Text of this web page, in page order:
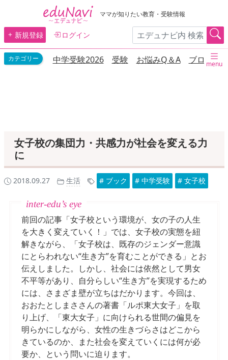
ママが知りたい教育・受験情報
新規登録 ログイン
中学受験2026 受験 お悩みQ＆A ブログmenu
女子校の集団力・共感力が社会を変える力
に
2018.09.27 生活 # ブック # 中学受験 # 女子校
前回の記事「女子校という環境が、女の子の人生
を大きく変えていく！」では、女子校の実態を紐
解きながら、「女子校は、既存のジェンダー意識
にとらわれない“生き方”を育むことができる」とお
伝えしました。しかし、社会には依然として男女
不平等があり、自分らしい“生き方”を実現するため
には、さまざま壁が立ちはだかります。今回は、
おおたとしまささんの著書「ルポ東大女子」を取
り上げ、「東大女子」に向けられる世間の偏見を
明らかにしながら、女性の生きづらさはどこから
きているのか、また社会を変えていくには何が必
要か、という問いに迫ります。